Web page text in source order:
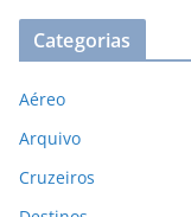
Categorias
Aéreo
Arquivo
Cruzeiros